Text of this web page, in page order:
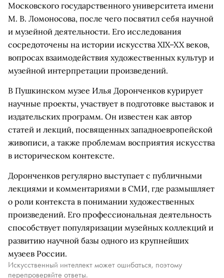
Московского государственного университета имени
М. В. Ломоносова, после чего посвятил себя научной
и музейной деятельности. Его исследования
сосредоточены на истории искусства XIX–XX веков,
вопросах взаимодействия художественных культур и
музейной интерпретации произведений.
В Пушкинском музее Илья Доронченков курирует
научные проекты, участвует в подготовке выставок и
издательских программ. Он известен как автор
статей и лекций, посвященных западноевропейской
живописи, а также проблемам восприятия искусства
в историческом контексте.
Доронченков регулярно выступает с публичными
лекциями и комментариями в СМИ, где размышляет
о роли контекста в понимании художественных
произведений. Его профессиональная деятельность
способствует популяризации музейных коллекций и
развитию научной базы одного из крупнейших
музеев России.
Искусственный интеллект может ошибаться, поэтому
перепроверяйте ответы.